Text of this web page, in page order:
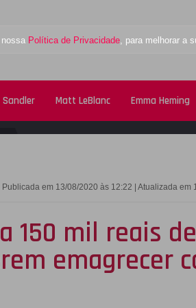
Política de Privacidade, para melhorar a
Sandler Matt LeBlanc Emma Heming
Publicada em 13/08/2020 às 12:22 | Atualizada em
150 mil reais de
emagrecer